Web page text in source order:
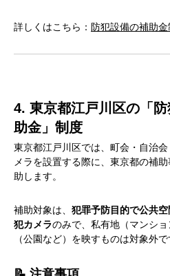
詳しくはこちら： 防犯設備の補助
4. 東京都江戸川区の「
助金」制度
東京都江戸川区では、町会・自治
メラを設置する際に、東京都の補
助します。
補助対象は、 犯罪予防目的で公共
犯カメラのみで、私有地（マンシ
（公園など）を映すものは対象外で